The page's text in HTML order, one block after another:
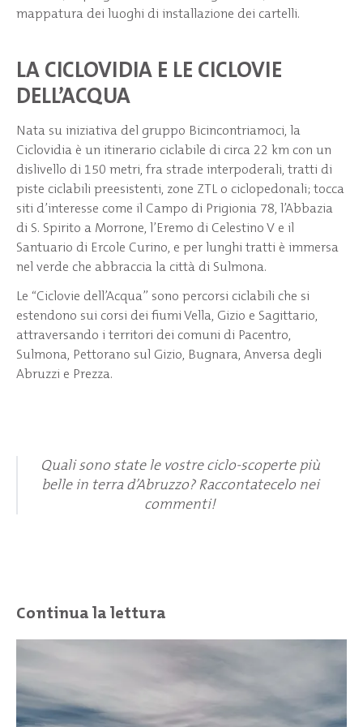
mappatura dei luoghi di installazione dei cartelli.
LA CICLOVIDIA E LE CICLOVIE
DELL’ACQUA
Nata su iniziativa del gruppo Bicincontriamoci, la
Ciclovidia è un itinerario ciclabile di circa 22 km con un
dislivello di 150 metri, fra strade interpoderali, tratti di
piste ciclabili preesistenti, zone ZTL o ciclopedonali; tocca
siti d’interesse come il Campo di Prigionia 78, l’Abbazia
di S. Spirito a Morrone, l’Eremo di Celestino V e il
Santuario di Ercole Curino, e per lunghi tratti è immersa
nel verde che abbraccia la città di Sulmona.
Le “Ciclovie dell’Acqua” sono percorsi ciclabili che si
estendono sui corsi dei fiumi Vella, Gizio e Sagittario,
attraversando i territori dei comuni di Pacentro,
Sulmona, Pettorano sul Gizio, Bugnara, Anversa degli
Abruzzi e Prezza.
Quali sono state le vostre ciclo-scoperte più
belle in terra d’Abruzzo? Raccontatecelo nei
commenti!
Continua la lettura